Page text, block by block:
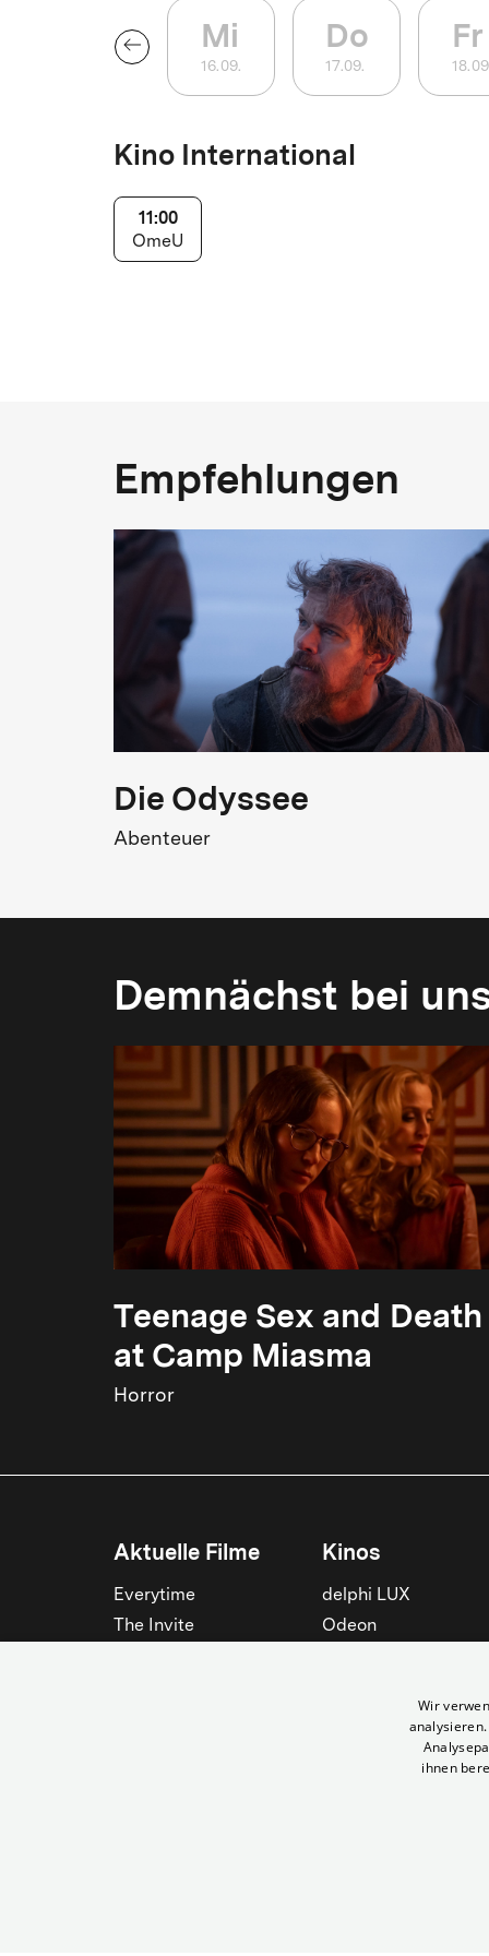
Mi
16. 09.
Do
17.09.
Fr
18. 09
Kino International
11:00
OmeU
Empfehlungen
Die Odyssee
Abenteuer
Demnächst bei
Teenage Sex and Death
at Camp Miasma
Horror
Aktuelle Filme
Everytime
The Invite
Kinos
delphi LUX
Odeon
Wir
ihnen